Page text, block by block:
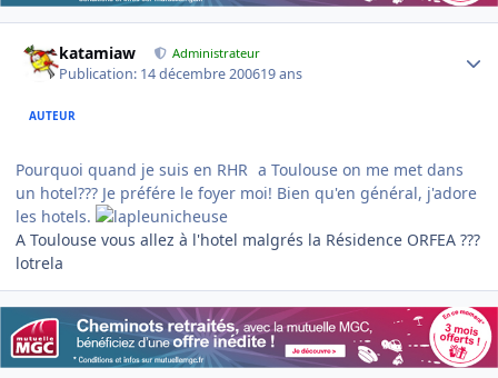
katamiaw Administrateur
Publication: 14 décembre 200619 ans
AUTEUR
Pourquoi quand je suis en RHR a Toulouse on me met dans
un hotel??? Je préfére le foyer moi! Bien qu'en général, j'adore
les hotels.
A Toulouse vous allez à l'hotel malgrés la Résidence ORFEA ???
lotrela